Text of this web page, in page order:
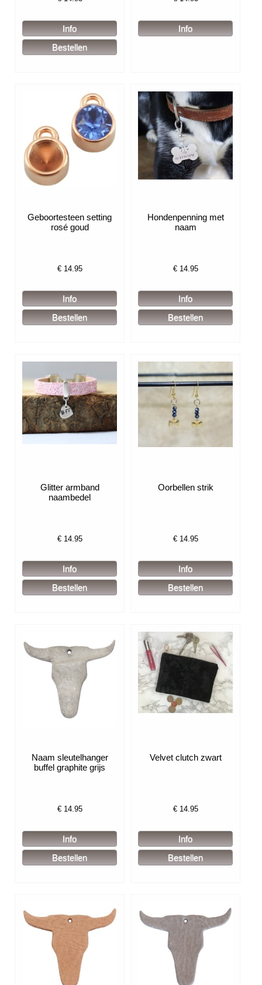
Geboortesteen setting
rosé goud
€ 14.95
Hondenpenning met
naam
€ 14.95
Glitter armband
naambedel
€ 14.95
Oorbellen strik
€ 14.95
Naam sleutelhanger
buffel graphite grijs
€ 14.95
Velvet clutch zwart
€ 14.95